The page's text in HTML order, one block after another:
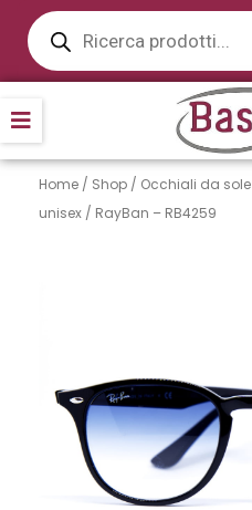
contenuto
Products
search
Home / Shop / Occhiali da sole
unisex / RayBan – RB4259